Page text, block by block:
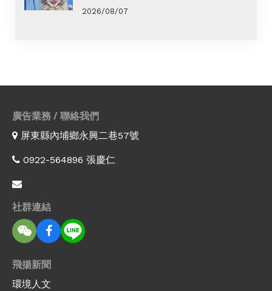
2026/08/07
廣告業務 / 聯絡我們
屏東縣內埔鄉永興二巷57號
0922-564896 張慶仁
社群連結
飛揚新聞
環境人文